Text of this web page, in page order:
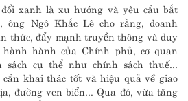
xanh là xu hướng và yêu cầu bắt
ông Ngô Khắc Lê cho rằng, doanh
thức, đẩy mạnh truyền thông và duy
hành của Chính phủ, cơ quan
cụ thể như chính sách thuế...
khai thác tốt và hiệu quả về giao
đường ven biển... Qua đó, vừa tăng